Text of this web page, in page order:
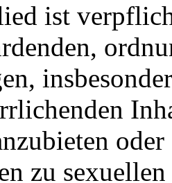
ist
zu